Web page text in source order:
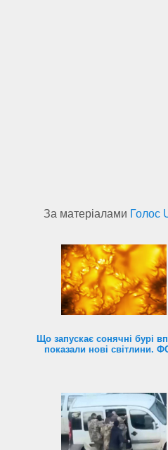
За матеріалами Голос
Що запускає сонячні бурі
показали нові світлини.